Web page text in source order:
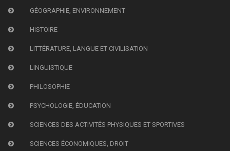
GÉOGRAPHIE, ENVIRONNEMENT
HISTOIRE
LITTÉRATURE, LANGUE ET CIVILISATION
LINGUISTIQUE
PHILOSOPHIE
PSYCHOLOGIE, ÉDUCATION
SCIENCES DES ACTIVITÉS PHYSIQUES ET SPORTIVES
SCIENCES ÉCONOMIQUES, DROIT